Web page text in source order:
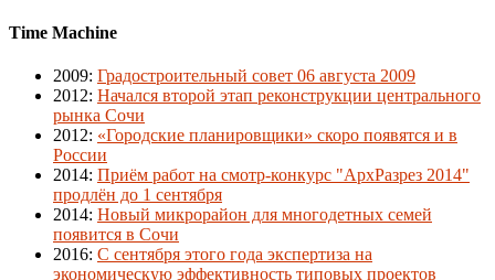
Time Machine
2009: Градостроительный совет 06 августа 2009
2012: Начался второй этап реконструкции центрального
рынка Сочи
2012: «Городские планировщики» скоро появятся и в
России
2014: Приём работ на смотр-конкурс "АрхРазрез 2014"
продлён до 1 сентября
2014: Новый микрорайон для многодетных семей
появится в Сочи
2016: С сентября этого года экспертиза на
экономическую эффективность типовых проектов